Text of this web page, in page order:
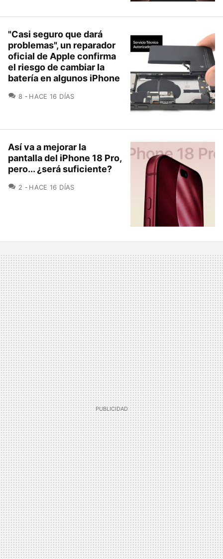
"Casi seguro que dará
problemas", un reparador
oficial de Apple confirma
el riesgo de cambiar la
batería en algunos iPhone
8 COMENTARIOS
HACE 16 DÍAS
Así va a mejorar la
pantalla del iPhone 18 Pro,
pero... ¿será suficiente?
2 COMENTARIOS
HACE 16 DÍAS